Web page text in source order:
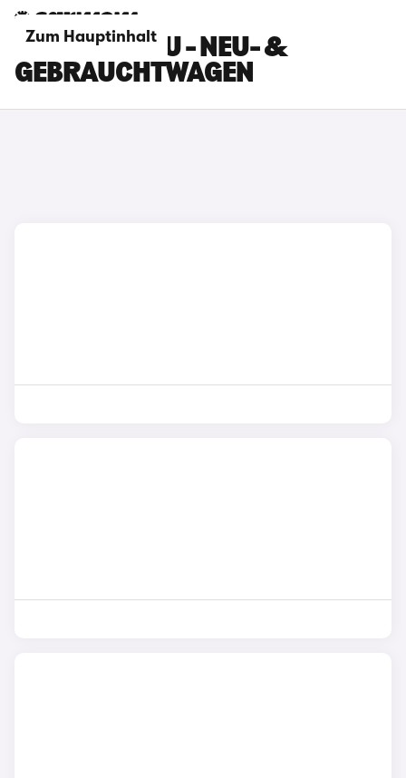
Zum Hauptinhalt
BMW X5 BLAU - NEU- &
GEBRAUCHTWAGEN